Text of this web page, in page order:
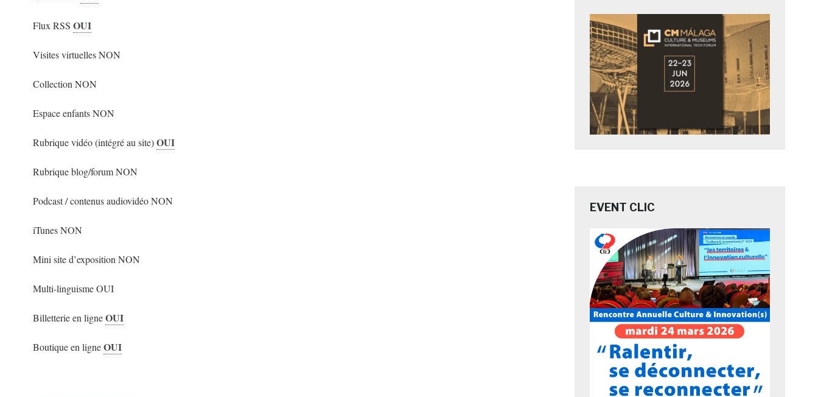
Flux RSS OUI
Visites virtuelles NON
Collection NON
Espace enfants NON
Rubrique vidéo (intégré au site)OUI
Rubrique blog/forum NON
Podcast / contenus audiovidéo NON
iTunes NON
Mini site d’exposition NON
Multi-linguisme OUI
Billetterie en ligneOUI
Boutique en ligneOUI
EVENT CLIC